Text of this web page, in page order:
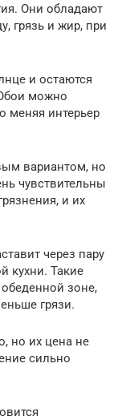
Они обладают
грязь и жир, при
и остаются
можно
меняя интерьер
вариантом, но
чувствительны
и их
через пару
кухни. Такие
зоне,
грязи.
но их цена не
сильно